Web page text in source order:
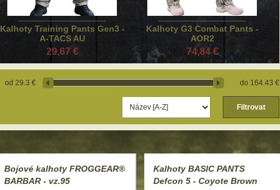
Kalhoty Training Pants Gen3 -
A-TACS AU
29,67 €
Kalhoty G3 Combat Pants -
AOR2
74,84 €
29.3 € 164.43 €
Filtrovat
Bojové kalhoty FROGGEAR®
BARBAR - vz.95
Kalhoty BASIC PANTS
Defcon 5 - Coyote Brown